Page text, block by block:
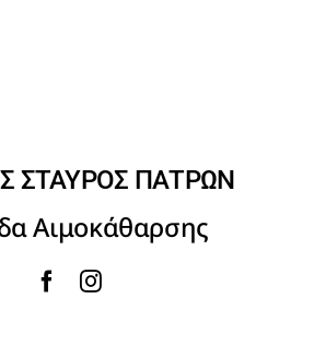
ΣΤΑΥΡΟΣ ΠΑΤΡΩΝ
Αιμοκάθαρσης